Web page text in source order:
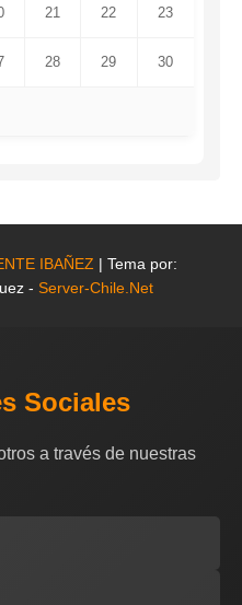
21 22 23
28 29 30
IBAÑEZ | Tema por:
- Server-Chile.Net
Sociales
a través de nuestras